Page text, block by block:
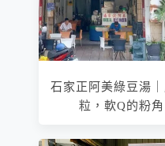
石家正阿美綠豆湯
粒，軟Q的粉